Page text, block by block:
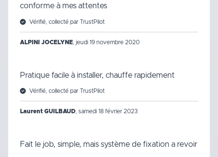
conforme à mes attentes
Vérifié, collecté par TrustPilot
ALPINI JOCELYNE jeudi 19 novembre 2020
Pratique facile à installer, chauffe rapidement
Vérifié, collecté par TrustPilot
Laurent GUILBAUD, samedi 18 février 2023
Fait le job, simple, mais système de fixation a revoir